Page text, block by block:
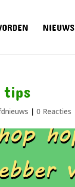
NIEUWS
tips
|0 Reacties